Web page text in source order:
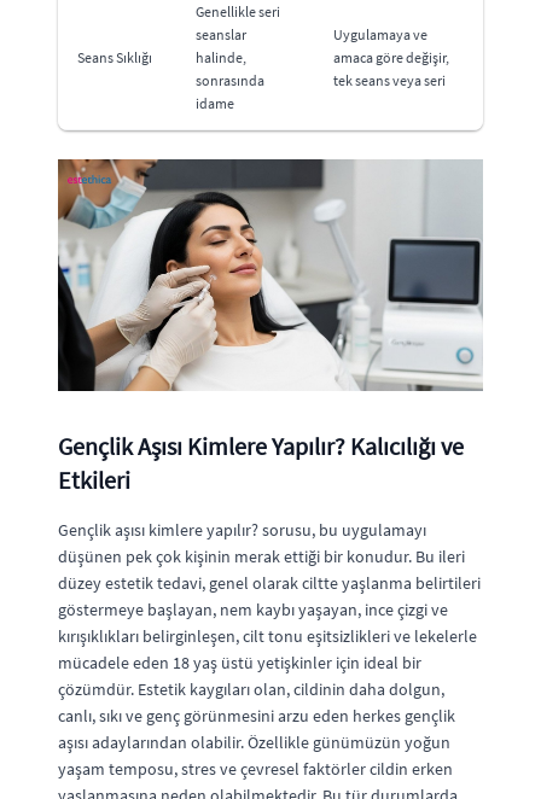
Seans Sıklığı
Genellikle seri
seanslar
halinde,
sonrasında
idame
Uygulamaya ve
amaca göre değişir,
tek seans veya seri
Gençlik Aşısı Kimlere Yapılır? Kalıcılığı ve
Etkileri
Gençlik aşısı kimlere yapılır? sorusu, bu uygulamayı
düşünen pek çok kişinin merak ettiği bir konudur. Bu ileri
düzey estetik tedavi, genel olarak ciltte yaşlanma belirtileri
göstermeye başlayan, nem kaybı yaşayan, ince çizgi ve
kırışıklıkları belirginleşen, cilt tonu eşitsizlikleri ve lekelerle
mücadele eden 18 yaş üstü yetişkinler için ideal bir
çözümdür. Estetik kaygıları olan, cildinin daha dolgun,
canlı, sıkı ve genç görünmesini arzu eden herkes gençlik
aşısı adaylarından olabilir. Özellikle günümüzün yoğun
yaşam temposu, stres ve çevresel faktörler cildin erken